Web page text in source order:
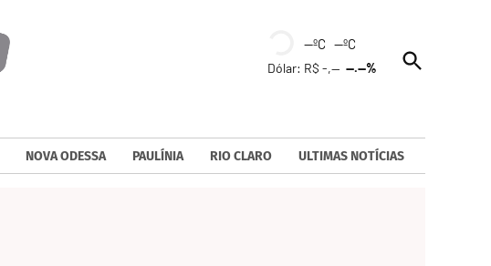
--ºC --ºC
Dólar: R$ -,----.--%
Open
Search
NOVA ODESSA PAULÍNIA RIO CLARO ULTIMAS NOTÍCIAS